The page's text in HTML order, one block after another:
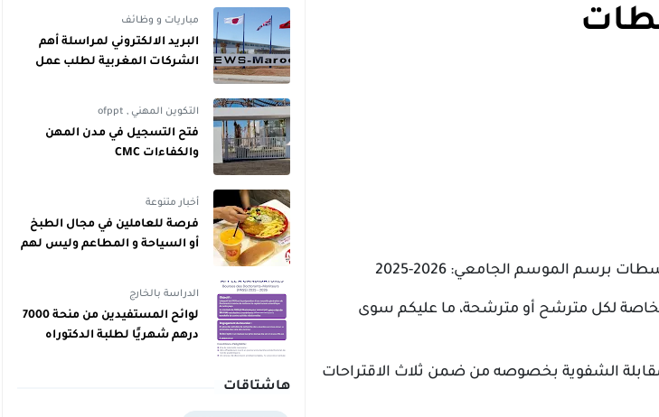
برسم الموسم الجامعي: 2026-2025
لكل مترشح أو مترشحة، ما عليكم سوى
الشفوية بخصوصه من ضمن ثلاث الاقتراحات
مباريات و وظائف
البريد الالكتروني لمراسلة أهم
الشركات المغربية لطلب عمل
التكوين المهني,
ofppt
فتح التسجيل في مدن المهن
والكفاءات CMC
أخبار متنوعة
فرصة للعاملين في مجال الطبخ
أو السياحة و المطاعم وليس لهم
الدراسة بالخارج
لوائح المستفيدين من منحة 7000
درهم شهريًا لطلبة الدكتوراه
هاشتاقات